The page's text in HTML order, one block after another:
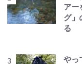
アー
グ」
る
やっ